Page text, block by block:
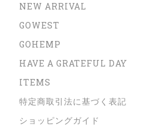
NEW ARRIVAL
GOWEST
GOHEMP
HAVE A GRATEFUL DAY
ITEMS
特定商取引法に基づく表記
ショッピングガイド